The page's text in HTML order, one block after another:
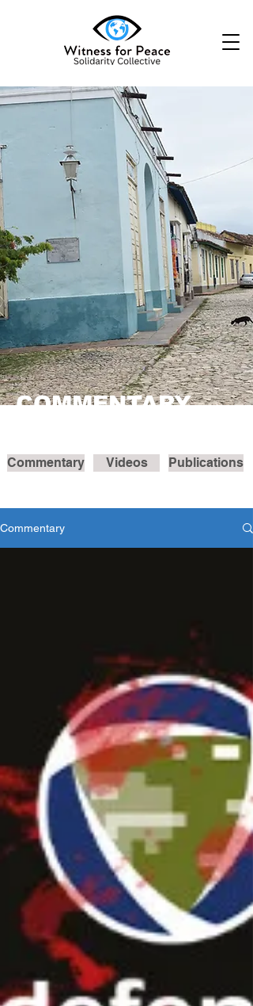
COMMENTARY
Commentary Videos Publications
Commentary